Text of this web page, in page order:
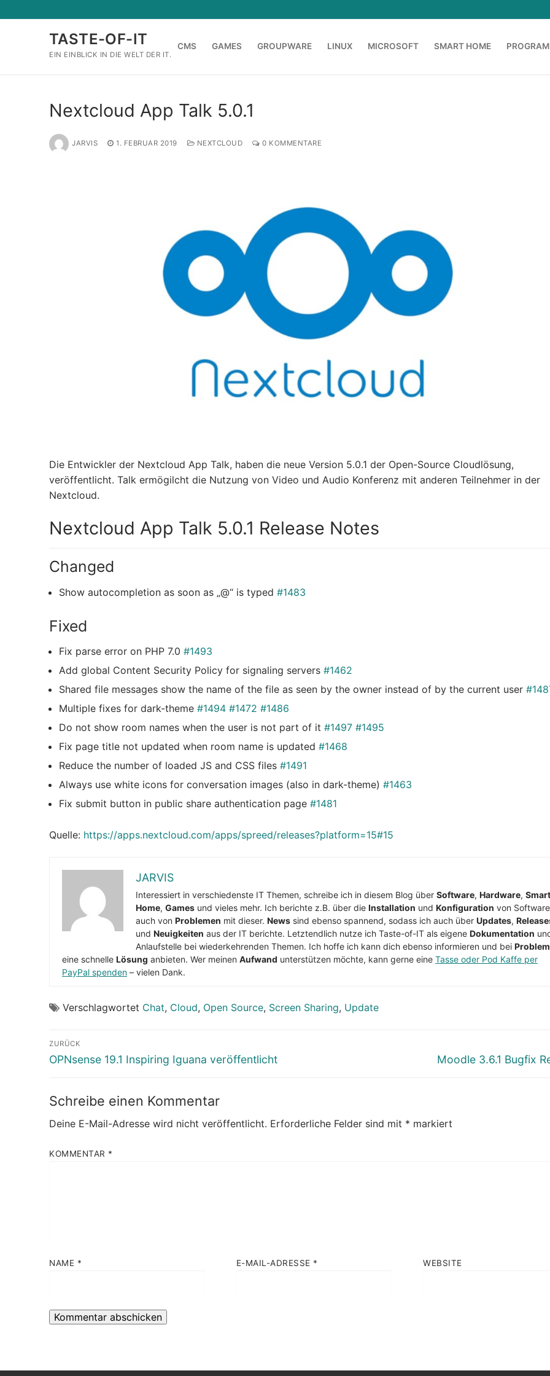
Inhalt
TASTE-OF-IT
EIN EINBLICK IN DIE WELT DER IT.
CMS GAMES GROUPWARE LINUX MICROSOFT SMART HOME
Nextcloud App Talk 5.0.1
JARVIS 1. FEBRUAR 2019 NEXTCLOUD 0 KOMMENTARE
Die Entwickler der Nextcloud App Talk, haben die neue Version 5.0.1 der Open-Source Cloudlösung,
veröffentlicht. Talk ermögilcht die Nutzung von Video und Audio Konferenz mit anderen Teilnehmer in der
Nextcloud.
Nextcloud App Talk 5.0.1 Release Notes
Changed
Show autocompletion as soon as „@“ is typed #1483
Fixed
Fix parse error on PHP 7.0 #1493
Add global Content Security Policy for signaling servers #1462
Shared file messages show the name of the file as seen by the owner instead of by the current user
Multiple fixes for dark-theme #1494 #1472 #1486
Do not show room names when the user is not part of it #1497 #1495
Fix page title not updated when room name is updated #1468
Reduce the number of loaded JS and CSS files #1491
Always use white icons for conversation images (also in dark-theme) #1463
Fix submit button in public share authentication page #1481
Quelle: https://apps.nextcloud.com/apps/spreed/releases?platform=15#15
JARVIS
Interessiert in verschiedenste IT Themen, schreibe ich in diesem Blog über Software, Hardware, Smart
Home, Games und vieles mehr. Ich berichte z.B. über die Installation und Konfiguration von
auch von Problemen mit dieser. News sind ebenso spannend, sodass ich auch über Updates,
und Neuigkeiten aus der IT berichte. Letztendlich nutze ich Taste-of-IT als eigene Dokumentation
Anlaufstelle bei wiederkehrenden Themen. Ich hoffe ich kann dich ebenso informieren und bei
eine schnelle Lösung anbieten. Wer meinen Aufwand unterstützen möchte, kann gerne eine Tasse oder Pod Kaffe per
PayPal spenden – vielen Dank.
Verschlagwortet Chat, Cloud, Open Source, Screen Sharing, Update
Beitragsnavigation
ZURÜCK
Vorheriger
OPNsense 19.1 Inspiring Iguana veröffentlicht
Nächster
Moodle 3.6.1 Bugfix
Schreibe einen Kommentar
Deine E-Mail-Adresse wird nicht veröffentlicht. Erforderliche Felder sind mit * markiert
KOMMENTAR *
NAME * E-MAIL-ADRESSE * WEBSITE